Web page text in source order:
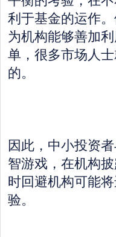
利于基金的运作
为机构能够善加
单，很多市场人
的。
因此，中小投资
智游戏，在机构
时回避机构可能
验。